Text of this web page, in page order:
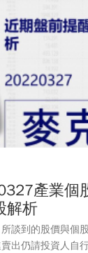
產業個
解析
談到的股價與個
出仍請投資人自